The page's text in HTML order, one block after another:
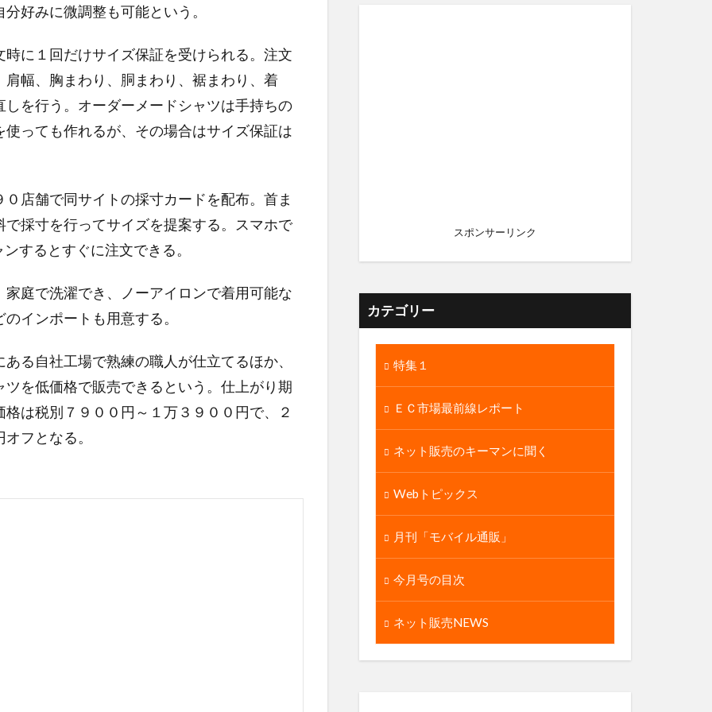
好みに微調整も可能という。
に１回だけサイズ保証を受けられる。注文
幅、胸まわり、胴まわり、裾まわり、着
を行う。オーダーメードシャツは手持ちの
っても作れるが、その場合はサイズ保証は
店舗で同サイトの採寸カードを配布。首ま
採寸を行ってサイズを提案する。スマホで
するとすぐに注文できる。
庭で洗濯でき、ノーアイロンで着用可能な
インポートも用意する。
る自社工場で熟練の職人が仕立てるほか、
を低価格で販売できるという。仕上がり期
は税別７９００円～１万３９００円で、２
フとなる。
スポンサーリンク
カテゴリー
特集１
ＥＣ市場最前線レポート
ネット販売のキーマンに聞く
Webトピックス
月刊「モバイル通販」
今月号の目次
ネット販売NEWS